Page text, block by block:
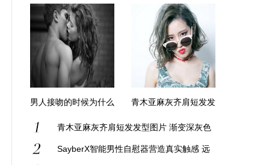
男人接吻的时候为什么
要摸胸？
青木亚麻灰齐肩短发发
型图片 渐变深灰色
青木亚麻灰齐肩短发发型图片 渐变深灰色
SayberX智能男性自慰器营造真实触感 远